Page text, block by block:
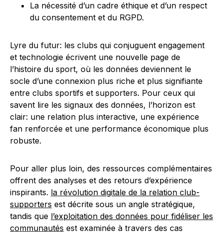
La nécessité d’un cadre éthique et d’un respect
du consentement et du RGPD.
Lyre du futur: les clubs qui conjuguent engagement
et technologie écrivent une nouvelle page de
l’histoire du sport, où les données deviennent le
socle d’une connexion plus riche et plus signifiante
entre clubs sportifs et supporters. Pour ceux qui
savent lire les signaux des données, l’horizon est
clair: une relation plus interactive, une expérience
fan renforcée et une performance économique plus
robuste.
Pour aller plus loin, des ressources complémentaires
offrent des analyses et des retours d’expérience
inspirants. la révolution digitale de la relation club-
supporters est décrite sous un angle stratégique,
tandis que l’exploitation des données pour fidéliser les
communautés est examinée à travers des cas